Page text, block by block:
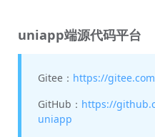
uniapp端源代码平台
Gitee： https://
GitHub： https://
uniapp